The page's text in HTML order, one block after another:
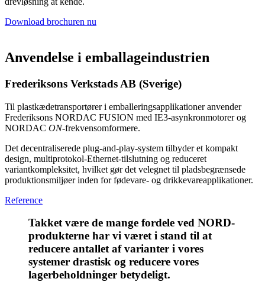
Download brochuren nu
Anvendelse i emballageindustrien
Frederiksons Verkstads AB (Sverige)
Til plastkædetransportører i emballeringsapplikationer anvender
Frederiksons NORDAC FUSION med IE3-asynkronmotorer og
NORDAC ON-frekvensomformere.
Det decentraliserede plug-and-play-system tilbyder et kompakt
design, multiprotokol-Ethernet-tilslutning og reduceret
variantkompleksitet, hvilket gør det velegnet til pladsbegrænsede
produktionsmiljøer inden for fødevare- og drikkevareapplikationer.
Reference
Takket være de mange fordele ved NORD-
produkterne har vi været i stand til at
reducere antallet af varianter i vores
systemer drastisk og reducere vores
lagerbeholdninger betydeligt.